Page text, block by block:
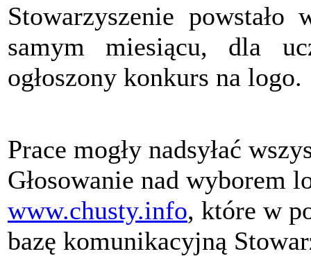
Stowarzyszenie
samym miesiącu, dla
ogłoszony konkurs na logo.
Prace mogły nadsyłać
Głosowanie nad wyborem
www.chusty.info, które w
bazę komunikacyjną